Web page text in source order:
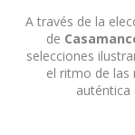
A través de la
de
selecciones
el ritmo de las
auténtica